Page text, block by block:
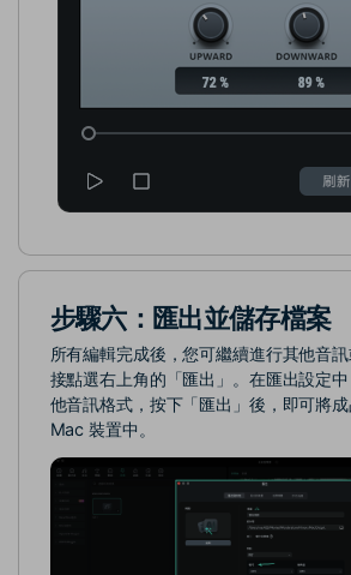
步驟六：匯出並儲存檔案
所有編輯完成後，您可繼續進行其他音
接點選右上角的「匯出」。在匯出設定
他音訊格式，按下「匯出」後，即可將
Mac 裝置中。